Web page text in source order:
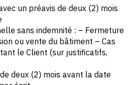
un préavis de deux (2) mois
sans indemnité : – Fermeture
ou vente du bâtiment – Cas
le Client (sur justificatifs,
deux (2) mois avant la date